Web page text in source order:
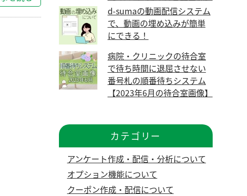
d-sumaの動画配信システム
で、動画の埋め込みが簡単
にできる！
病院・クリニックの待合室
で待ち時間に退屈させない
番号札の順番待ちシステム
【2023年6月の待合室画像】
カテゴリー
アンケート作成・配信・分析について
オプション機能について
クーポン作成・配信について